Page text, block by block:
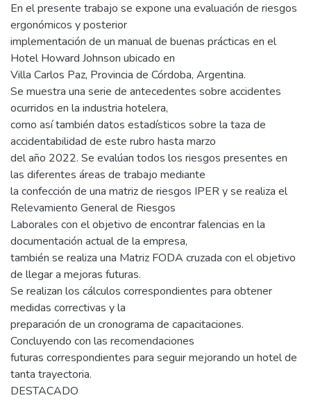
En el presente trabajo se expone una evaluación de riesgos
ergonómicos y posterior
implementación de un manual de buenas prácticas en el
Hotel Howard Johnson ubicado en
Villa Carlos Paz, Provincia de Córdoba, Argentina.
Se muestra una serie de antecedentes sobre accidentes
ocurridos en la industria hotelera,
como así también datos estadísticos sobre la taza de
accidentabilidad de este rubro hasta marzo
del año 2022. Se evalúan todos los riesgos presentes en
las diferentes áreas de trabajo mediante
la confección de una matriz de riesgos IPER y se realiza el
Relevamiento General de Riesgos
Laborales con el objetivo de encontrar falencias en la
documentación actual de la empresa,
también se realiza una Matriz FODA cruzada con el objetivo
de llegar a mejoras futuras.
Se realizan los cálculos correspondientes para obtener
medidas correctivas y la
preparación de un cronograma de capacitaciones.
Concluyendo con las recomendaciones
futuras correspondientes para seguir mejorando un hotel de
tanta trayectoria.
DESTACADO